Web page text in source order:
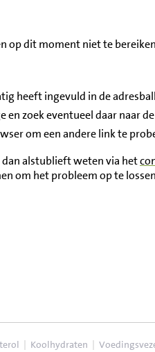
op dit moment niet te
heeft ingevuld in de
en zoek eventueel daar naar
om een andere link te
alstublieft weten via het
om het probleem op te
| Koolhydraten |